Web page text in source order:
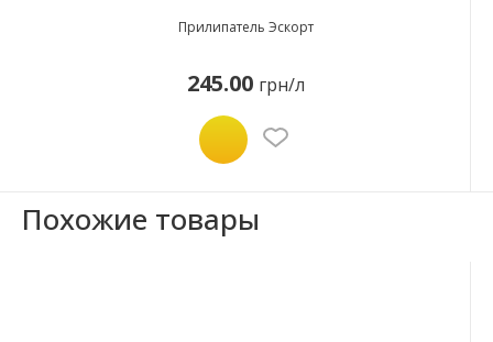
Прилипатель Эскорт
245.00 грн/л
Похожие товары